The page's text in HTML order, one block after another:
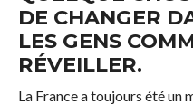
DE CHANGER
LES GENS
RÉVEILLER.
La France a toujours été un